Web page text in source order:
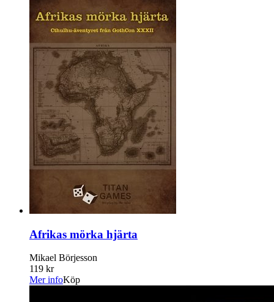
Afrikas mörka hjärta
Mikael Börjesson
119 kr
Mer infoKöp